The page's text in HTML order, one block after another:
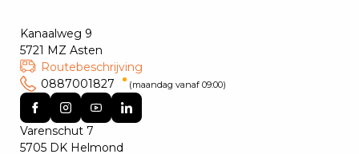
Kanaalweg 9
5721 MZ Asten
Routebeschrijving
0887001827
(maandag vanaf 09:00)
Varenschut 7
5705 DK Helmond